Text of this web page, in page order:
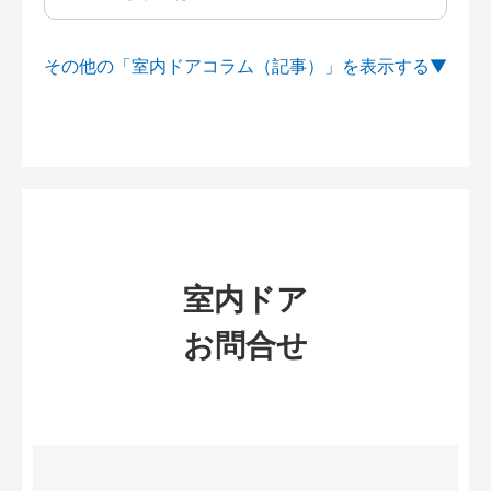
その他の「室内ドアコラム（記事）」を
室内ドア
お問合せ